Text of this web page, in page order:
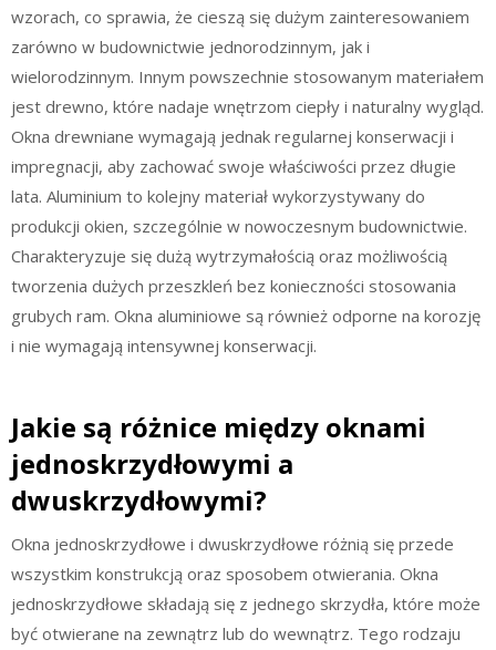
wzorach, co sprawia, że cieszą się dużym zainteresowaniem
zarówno w budownictwie jednorodzinnym, jak i
wielorodzinnym. Innym powszechnie stosowanym materiałem
jest drewno, które nadaje wnętrzom ciepły i naturalny wygląd.
Okna drewniane wymagają jednak regularnej konserwacji i
impregnacji, aby zachować swoje właściwości przez długie
lata. Aluminium to kolejny materiał wykorzystywany do
produkcji okien, szczególnie w nowoczesnym budownictwie.
Charakteryzuje się dużą wytrzymałością oraz możliwością
tworzenia dużych przeszkleń bez konieczności stosowania
grubych ram. Okna aluminiowe są również odporne na korozję
i nie wymagają intensywnej konserwacji.
Jakie są różnice między oknami
jednoskrzydłowymi a
dwuskrzydłowymi?
Okna jednoskrzydłowe i dwuskrzydłowe różnią się przede
wszystkim konstrukcją oraz sposobem otwierania. Okna
jednoskrzydłowe składają się z jednego skrzydła, które może
być otwierane na zewnątrz lub do wewnątrz. Tego rodzaju